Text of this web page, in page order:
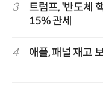
3
트럼프, '반도체
15% 관세
4 애플, 패널 재고